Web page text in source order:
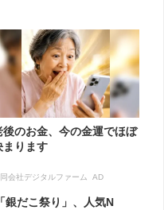
後のお金、今の金運でほぼ
まります
会社デジタルファーム AD
銀だこ祭り」、人気N